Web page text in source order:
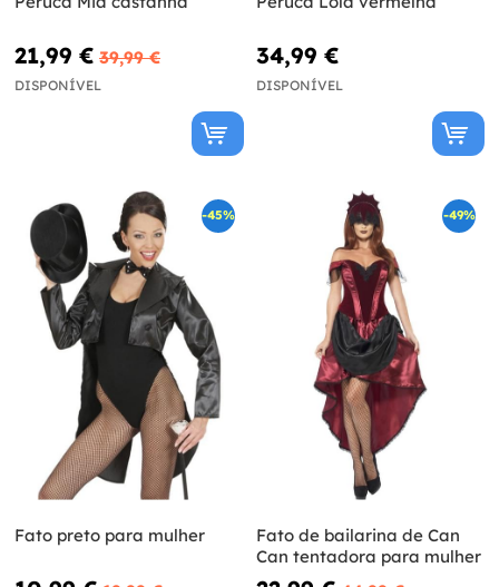
21,99 € 39,99 €
DISPONÍVEL
34,99 €
DISPONÍVEL
-45%
Fato preto para mulher
-49%
Fato de bailarina de Can
Can tentadora para mulher